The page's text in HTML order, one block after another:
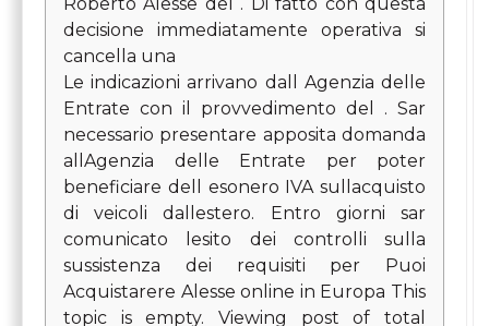
decisione immediatamente operativa si
cancella una
Le indicazioni arrivano dall Agenzia delle
Entrate con il provvedimento del . Sar
necessario presentare apposita domanda
allAgenzia delle Entrate per poter
beneficiare dell esonero IVA sullacquisto
di veicoli dallestero. Entro giorni sar
comunicato lesito dei controlli sulla
sussistenza dei requisiti per Puoi
Acquistarere Alesse online in Europa This
topic is empty. Viewing post of total